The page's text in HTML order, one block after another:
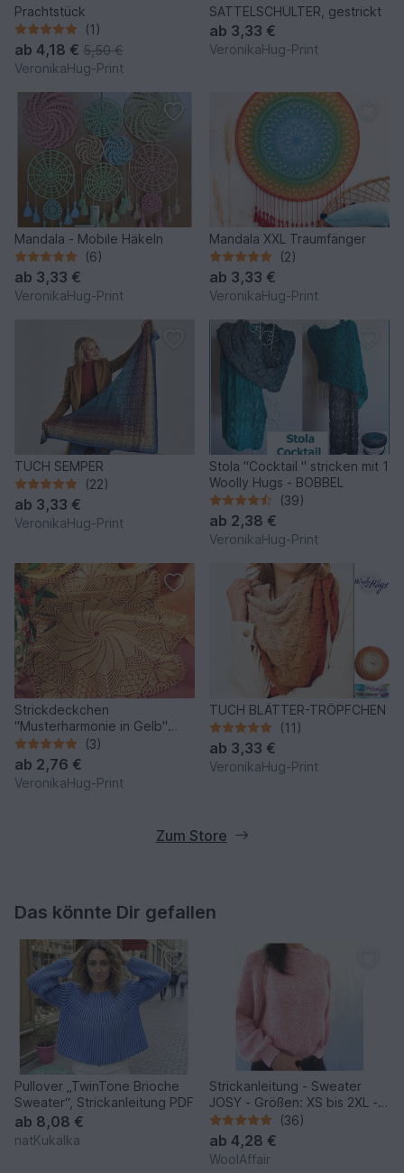
Prachtstück
(1)
ab 4,18 € 5,50 €
VeronikaHug-Print
SATTELSCHULTER, gestrickt
ab 3,33 €
VeronikaHug-Print
Mandala - Mobile Häkeln
(6)
ab 3,33 €
VeronikaHug-Print
Mandala XXL Traumfänger
(2)
ab 3,33 €
VeronikaHug-Print
TUCH SEMPER
(22)
ab 3,33 €
VeronikaHug-Print
Stola "Cocktail " stricken mit 1
Woolly Hugs - BOBBEL
(39)
ab 2,38 €
VeronikaHug-Print
Strickdeckchen
"Musterharmonie in Gelb"
Kunststrickdeckchen
(3)
ab 2,76 €
VeronikaHug-Print
TUCH BLÄTTER-TRÖPFCHEN
(11)
ab 3,33 €
VeronikaHug-Print
Zum Store
Das könnte Dir gefallen
Pullover „TwinTone Brioche
Sweater“, Strickanleitung PDF
ab 8,08 €
natKukalka
Strickanleitung - Sweater
JOSY - Größen: XS bis 2XL -
No.235E
(36)
ab 4,28 €
WoolAffair